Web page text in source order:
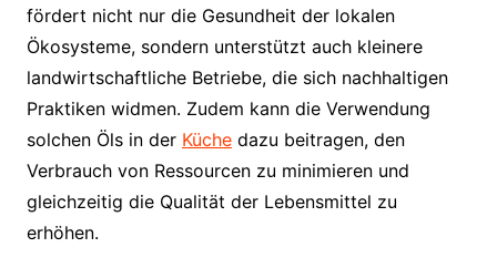
fördert nicht nur die Gesundheit der lokalen
Ökosysteme, sondern unterstützt auch kleinere
landwirtschaftliche Betriebe, die sich nachhaltigen
Praktiken widmen. Zudem kann die Verwendung
solchen Öls in der Küchedazu beitragen, den
Verbrauch von Ressourcen zu minimieren und
gleichzeitig die Qualität der Lebensmittel zu
erhöhen.